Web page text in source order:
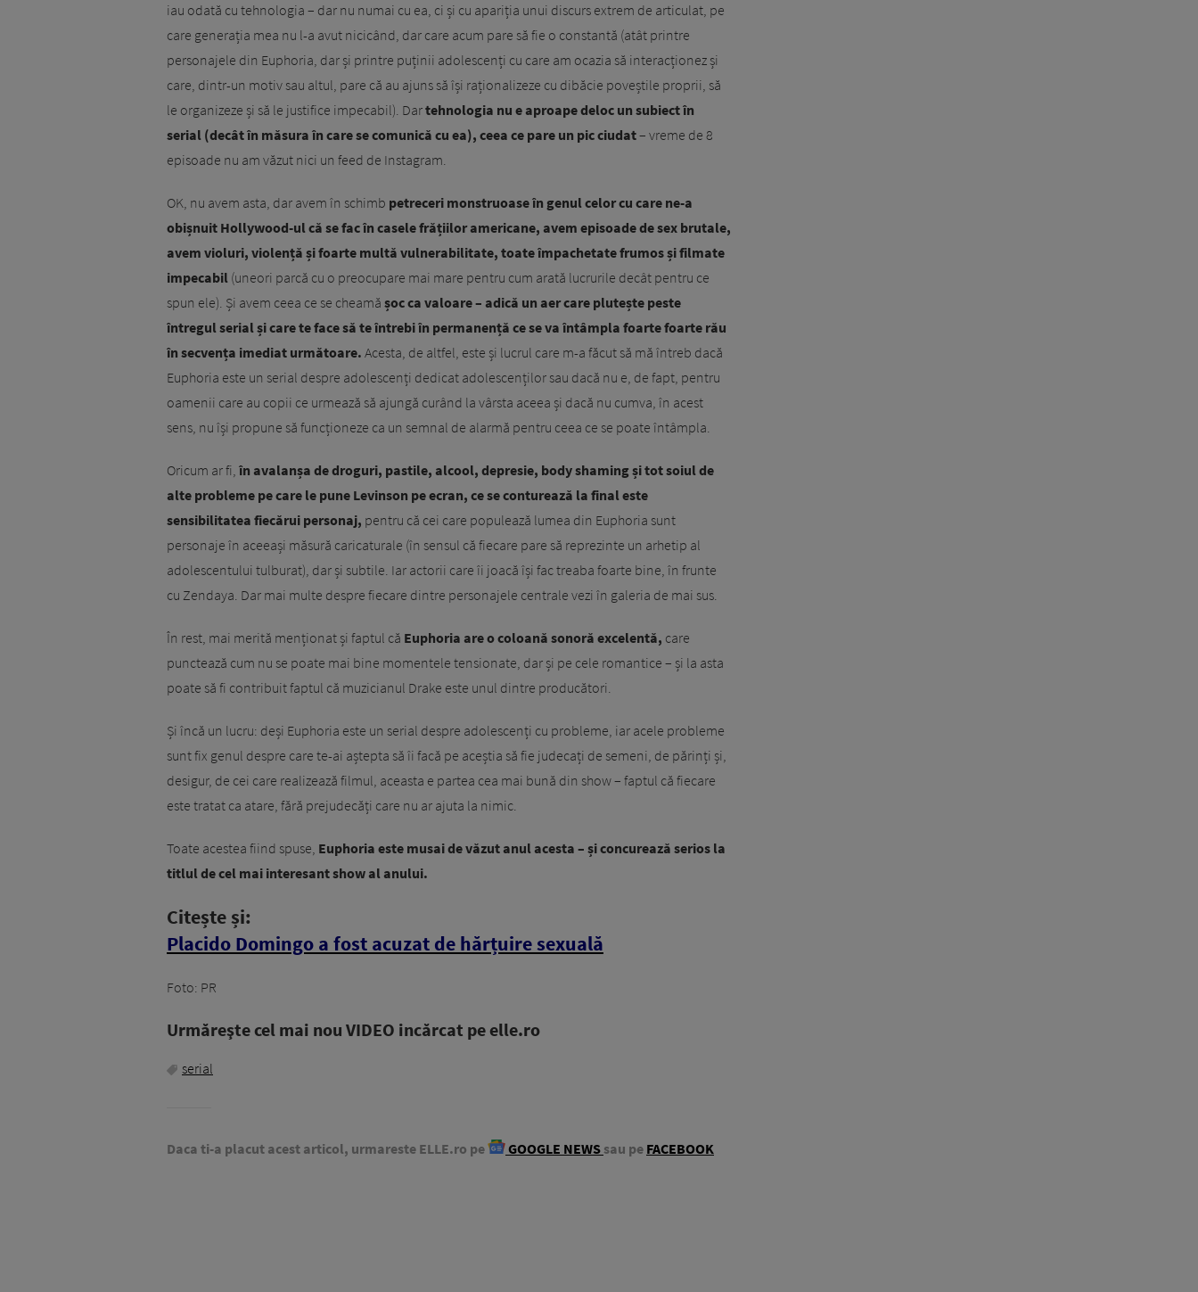
iau odată cu tehnologia – dar nu numai cu ea, ci și cu apariția unui discurs extrem de articulat, pe
care generația mea nu l-a avut nicicând, dar care acum pare să fie o constantă (atât printre
personajele din Euphoria, dar și printre puținii adolescenți cu care am ocazia să interacționez și
care, dintr-un motiv sau altul, pare că au ajuns să își raționalizeze cu dibăcie poveștile proprii, să
le organizeze și să le justifice impecabil). Dartehnologia nu e aproape deloc un subiect în
serial (decât în măsura în care se comunică cu ea), ceea ce pare un pic ciudat– vreme de 8
episoade nu am văzut nici un feed de Instagram.
OK, nu avem asta, dar avem în schimb petreceri monstruoase în genul celor cu care ne-a
obișnuit Hollywood-ul că se fac în casele frățiilor americane, avem episoade de sex brutale,
avem violuri, violență și foarte multă vulnerabilitate, toate împachetate frumos și filmate
impecabil (uneori parcă cu o preocupare mai mare pentru cum arată lucrurile decât pentru ce
spun ele). Și avem ceea ce se cheamă șoc ca valoare – adică un aer care plutește peste
întregul serial și care te face să te întrebi în permanență ce se va întâmpla foarte foarte rău
în secvența imediat următoare. Acesta, de altfel, este și lucrul care m-a făcut să mă întreb dacă
Euphoria este un serial despre adolescenți dedicat adolescenților sau dacă nu e, de fapt, pentru
oamenii care au copii ce urmează să ajungă curând la vârsta aceea și dacă nu cumva, în acest
sens, nu își propune să funcționeze ca un semnal de alarmă pentru ceea ce se poate întâmpla.
Oricum ar fi, în avalanșa de droguri, pastile, alcool, depresie, body shaming și tot soiul de
alte probleme pe care le pune Levinson pe ecran, ce se conturează la final este
sensibilitatea fiecărui personaj, pentru că cei care populează lumea din Euphoria sunt
personaje în aceeași măsură caricaturale (în sensul că fiecare pare să reprezinte un arhetip al
adolescentului tulburat), dar și subtile. Iar actorii care îi joacă își fac treaba foarte bine, în frunte
cu Zendaya. Dar mai multe despre fiecare dintre personajele centrale vezi în galeria de mai sus.
În rest, mai merită menționat și faptul că Euphoria are o coloană sonoră excelentă, care
punctează cum nu se poate mai bine momentele tensionate, dar și pe cele romantice – și la asta
poate să fi contribuit faptul că muzicianul Drake este unul dintre producători.
Și încă un lucru: deși Euphoria este un serial despre adolescenți cu probleme, iar acele probleme
sunt fix genul despre care te-ai aștepta să îi facă pe aceștia să fie judecați de semeni, de părinți și,
desigur, de cei care realizează filmul, aceasta e partea cea mai bună din show – faptul că fiecare
este tratat ca atare, fără prejudecăți care nu ar ajuta la nimic.
Toate acestea fiind spuse, Euphoria este musai de văzut anul acesta – și concurează serios la
titlul de cel mai interesant show al anului.
Citește și:
Placido Domingo a fost acuzat de hărțuire sexuală
Foto: PR
Urmăreşte cel mai nou VIDEO incărcat pe elle.ro
serial
Daca ti-a placut acest articol, urmareste ELLE.ro pe GOOGLE NEWS sau pe FACEBOOK